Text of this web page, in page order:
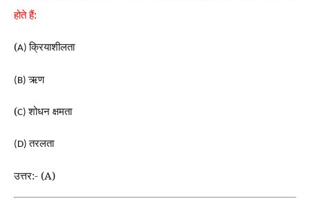
होते हैं:
(A)क्रियाशीलता
(B)ऋण
(C)शोधन क्षमता
(D)तरलता
उत्तर:- (A)